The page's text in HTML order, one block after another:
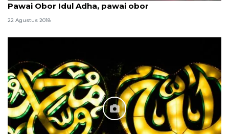
Pawai Obor Idul Adha, pawai obor
22 Agustus 2018